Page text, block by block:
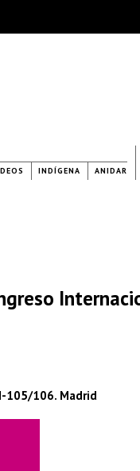
INDÍGENA ANIDAR
105/106. Madrid